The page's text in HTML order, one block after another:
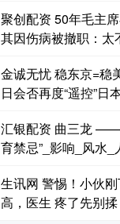
聚创配资 50年毛主
其因伤病被撤职：太
金诚无忧 稳东京=稳
日会否再度“遥控”日
汇银配资 曲三龙 ——
育禁忌”_影响_风水_
生讯网 警惕！小伙
高，医生 疼了先别揉